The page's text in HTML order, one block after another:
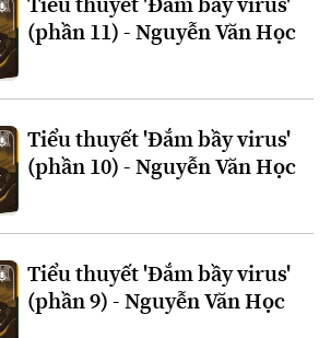
(phần 11) - Nguyễn Văn Học
Tiểu thuyết 'Đắm bầy virus'
(phần 10) - Nguyễn Văn Học
Tiểu thuyết 'Đắm bầy virus'
(phần 9) - Nguyễn Văn Học